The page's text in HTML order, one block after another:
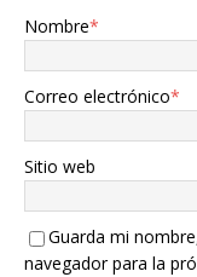
Nombre*
Correo electrónico*
Sitio web
Guarda mi
navegador para la